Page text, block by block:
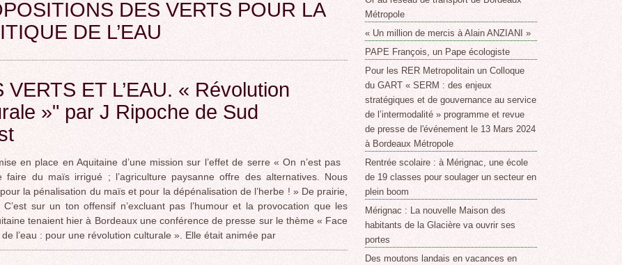
ROCADE VDO
DES VERTS POUR LA
DE L’EAU
VERTS ET L’EAU. « Révolution
»" par J Ripoche de Sud
en place en Aquitaine d’une mission sur l’effet de serre « On n’est pas
faire du maïs irrigué ; l’agriculture paysanne offre des alternatives. Nous
la pénalisation du maïs et pour la dépénalisation de l’herbe ! » De prairie,
C’est sur un ton offensif n’excluant pas l’humour et la provocation que les
tenaient hier à Bordeaux une conférence de presse sur le thème « Face
l’eau : pour une révolution culturale ». Elle était animée par
Métropole
« Un million de mercis à Alain ANZIANI »
PAPE François, un Pape écologiste
Pour les RER Metropolitain un Colloque
du GART « SERM : des enjeux
stratégiques et de gouvernance au service
de l’intermodalité » programme et revue
de presse de l'événement le 13 Mars 2024
à Bordeaux Métropole
Rentrée scolaire : à Mérignac, une école
de 19 classes pour soulager un secteur en
plein boom
Mérignac : La nouvelle Maison des
habitants de la Glacière va ouvrir ses
portes
Des moutons landais en vacances en